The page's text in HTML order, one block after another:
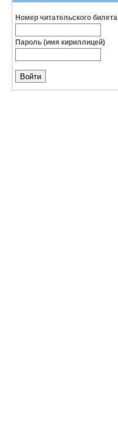
Номер читательского билета
Пароль (имя кириллицей)